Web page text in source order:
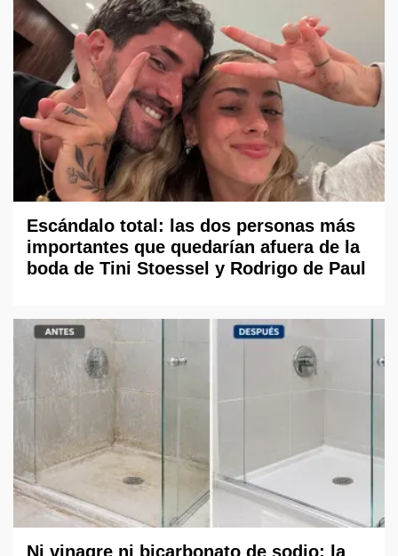
Escándalo total: las dos personas más
importantes que quedarían afuera de la
boda de Tini Stoessel y Rodrigo de Paul
Ni vinagre ni bicarbonato de sodio: la